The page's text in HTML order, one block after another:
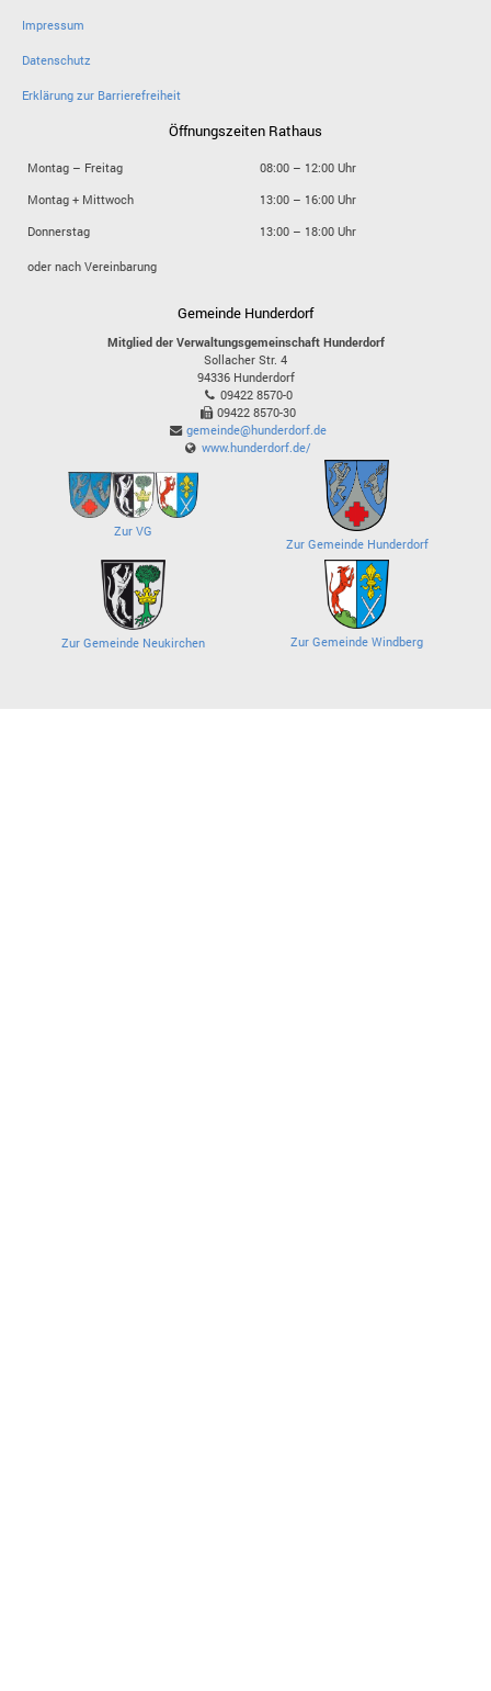
Impressum
Datenschutz
Erklärung zur Barrierefreiheit
Öffnungszeiten Rathaus
Montag – Freitag
08:00 – 12:00 Uhr
Montag + Mittwoch
13:00 – 16:00 Uhr
Donnerstag
13:00 – 18:00 Uhr
oder nach Vereinbarung
Gemeinde Hunderdorf
Mitglied der Verwaltungsgemeinschaft Hunderdorf
Sollacher Str. 4
94336 Hunderdorf
09422 8570-0
09422 8570-30
gemeinde@hunderdorf.de
www.hunderdorf.de/
Zur VG
Zur Gemeinde Hunderdorf
Zur Gemeinde Neukirchen Zur Gemeinde Windberg